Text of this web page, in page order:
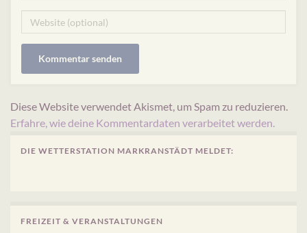
Diese Website verwendet Akismet, um Spam zu reduzieren.
Erfahre, wie deine Kommentardaten verarbeitet werden.
DIE WETTERSTATION MARKRANSTÄDT MELDET:
FREIZEIT & VERANSTALTUNGEN